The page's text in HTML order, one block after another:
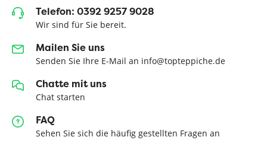
Telefon: 0392 9257 9028
Wir sind für Sie bereit.
Mailen Sie uns
Senden Sie Ihre E-Mail an info@topteppiche.de
Chatte mit uns
Chat starten
FAQ
Sehen Sie sich die häufig gestellten Fragen an